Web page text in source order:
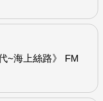
~海上絲路》 FM